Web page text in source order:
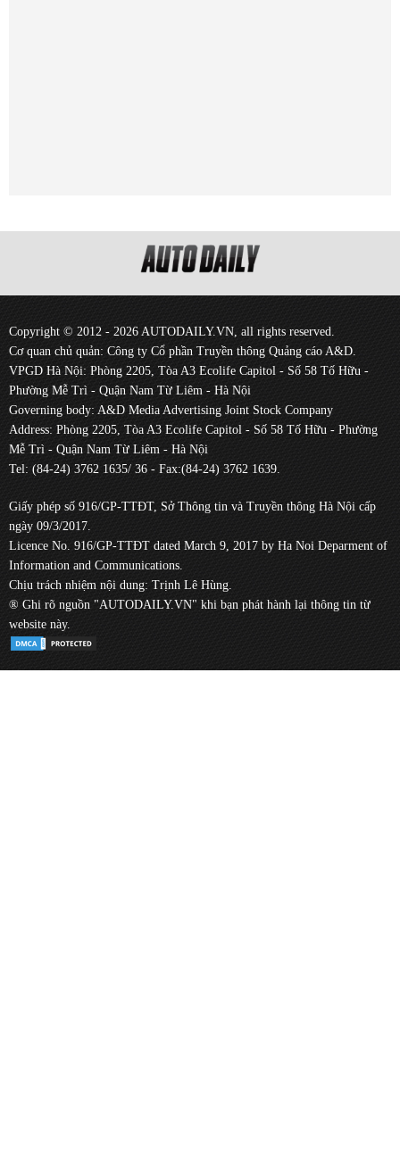
Copyright © 2012 - 2026 AUTODAILY.VN, all rights reserved.
Cơ quan chủ quản: Công ty Cổ phần Truyền thông Quảng cáo A&D.
VPGD Hà Nội: Phòng 2205, Tòa A3 Ecolife Capitol - Số 58 Tố Hữu -
Phường Mễ Trì - Quận Nam Từ Liêm - Hà Nội
Governing body: A&D Media Advertising Joint Stock Company
Address: Phòng 2205, Tòa A3 Ecolife Capitol - Số 58 Tố Hữu - Phường
Mễ Trì - Quận Nam Từ Liêm - Hà Nội
Tel: (84-24) 3762 1635/ 36 - Fax:(84-24) 3762 1639.
Giấy phép số 916/GP-TTĐT, Sở Thông tin và Truyền thông Hà Nội cấp
ngày 09/3/2017.
Licence No. 916/GP-TTĐT dated March 9, 2017 by Ha Noi Deparment of
Information and Communications.
Chịu trách nhiệm nội dung: Trịnh Lê Hùng.
® Ghi rõ nguồn "AUTODAILY.VN" khi bạn phát hành lại thông tin từ
website này.